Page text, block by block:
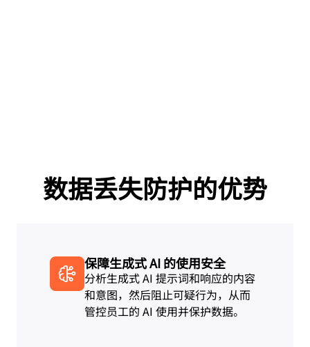
数据丢失防护的优势
保障生成式 AI 的使用安全
分析生成式 AI 提示词和响应的内容
和意图，然后阻止可疑行为，从而
管控员工的 AI 使用并保护数据。